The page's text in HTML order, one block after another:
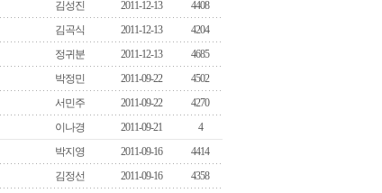
김성진 2011-12-13
4408
김곡식 2011-12-13
4204
정귀분 2011-12-13
4685
박정민 2011-09-22
4502
서민주 2011-09-22
4270
이나경 2011-09-21
4
박지영 2011-09-16
4414
김정선 2011-09-16
4358